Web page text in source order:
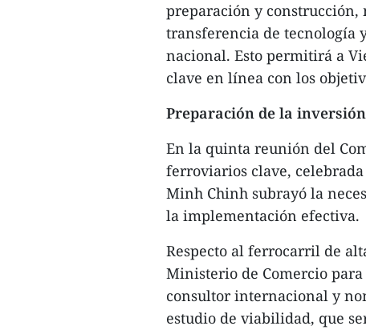
preparación y construcción,
transferencia de tecnología
nacional. Esto permitirá a
clave en línea con los
Preparación de la inversión
En la quinta reunión del
ferroviarios clave,
Minh Chinh subrayó la
la implementación efectiva.
Respecto al ferrocarril de
Ministerio de Comercio
consultor internacional y
estudio de viabilidad, que